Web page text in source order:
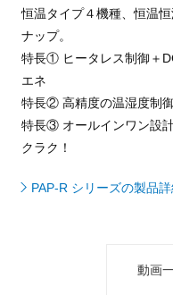
恒温タイプ４機種、恒温
ナップ。
特長① ヒータレス制御＋
エネ
特長② 高精度の温湿度制
特長③ オールインワン設
クラク！
PAP-R シリーズの製品
動画